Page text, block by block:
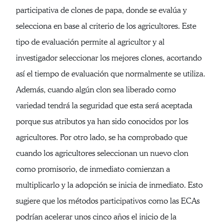
participativa de clones de papa, donde se evalúa y
selecciona en base al criterio de los agricultores. Este
tipo de evaluación permite al agricultor y al
investigador seleccionar los mejores clones, acortando
así el tiempo de evaluación que normalmente se utiliza.
Además, cuando algún clon sea liberado como
variedad tendrá la seguridad que esta será aceptada
porque sus atributos ya han sido conocidos por los
agricultores. Por otro lado, se ha comprobado que
cuando los agricultores seleccionan un nuevo clon
como promisorio, de inmediato comienzan a
multiplicarlo y la adopción se inicia de inmediato. Esto
sugiere que los métodos participativos como las ECAs
podrían acelerar unos cinco años el inicio de la